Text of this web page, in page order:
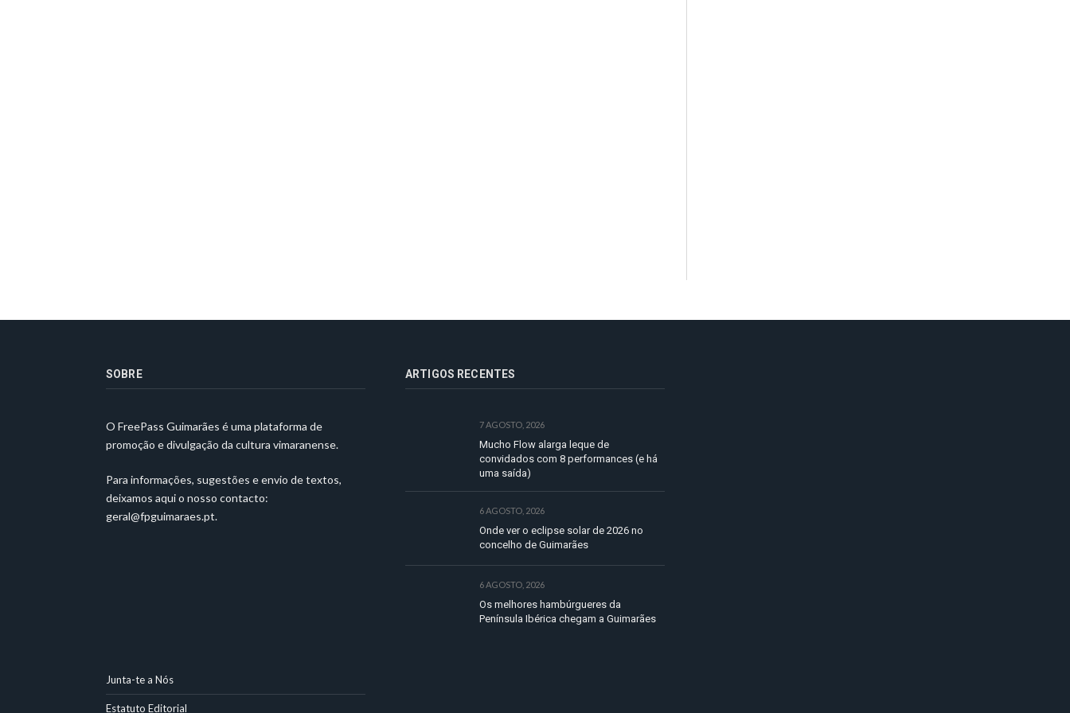
SOBRE
O FreePass Guimarães é uma plataforma de
promoção e divulgação da cultura vimaranense.
Para informações, sugestões e envio de textos,
deixamos aqui o nosso contacto:
geral@fpguimaraes.pt.
ARTIGOS RECENTES
7 AGOSTO, 2026
Mucho Flow alarga leque de
convidados com 8 performances (e há
uma saída)
6 AGOSTO, 2026
Onde ver o eclipse solar de 2026 no
concelho de Guimarães
6 AGOSTO, 2026
Os melhores hambúrgueres da
Península Ibérica chegam a Guimarães
Junta-te a Nós
Estatuto Editorial